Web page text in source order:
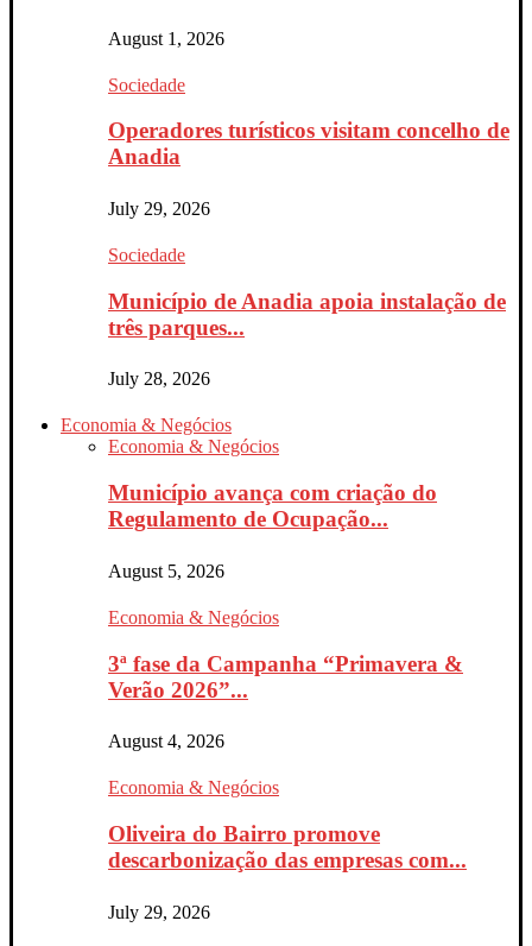
August 1, 2026
Sociedade
Operadores turísticos visitam concelho de
Anadia
July 29, 2026
Sociedade
Município de Anadia apoia instalação de
três parques...
July 28, 2026
Economia & Negócios
Economia & Negócios
Município avança com criação do
Regulamento de Ocupação...
August 5, 2026
Economia & Negócios
3ª fase da Campanha “Primavera &
Verão 2026”...
August 4, 2026
Economia & Negócios
Oliveira do Bairro promove
descarbonização das empresas com...
July 29, 2026